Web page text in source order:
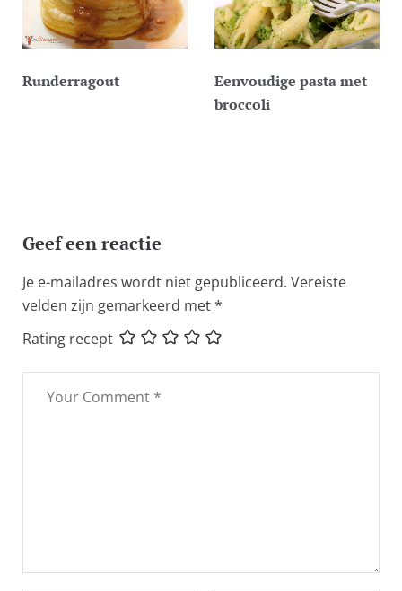
Runderragout
Eenvoudige pasta met
broccoli
Geef een reactie
Je e-mailadres wordt niet gepubliceerd. Vereiste
velden zijn gemarkeerd met*
Rating recept